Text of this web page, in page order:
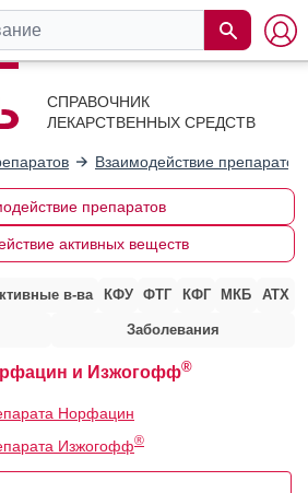
СПРАВОЧНИК
ЛЕКАРСТВЕННЫХ СРЕДСТВ
Взаимодействие препаратов
препаратов
активных веществ
в-ва КФУ ФТГ КФГ МКБ АТХ
Заболевания
и Изжогофф®
Норфацин
Изжогофф®